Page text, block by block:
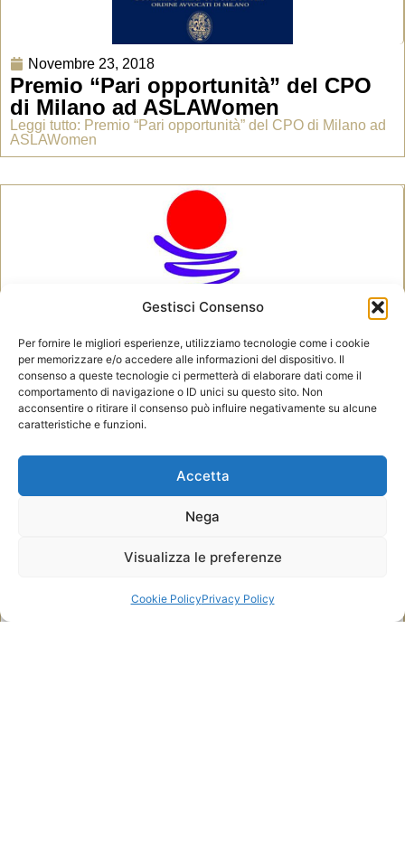
Gestisci Consenso
Per fornire le migliori esperienze, utilizziamo tecnologie come i cookie
per memorizzare e/o accedere alle informazioni del dispositivo. Il
consenso a queste tecnologie ci permetterà di elaborare dati come il
comportamento di navigazione o ID unici su questo sito. Non
acconsentire o ritirare il consenso può influire negativamente su alcune
caratteristiche e funzioni.
Accetta
Nega
Visualizza le preferenze
Cookie PolicyPrivacy Policy
Novembre 23, 2018
Premio “Pari opportunità” del CPO
di Milano ad ASLAWomen
Leggi tutto: Premio “Pari opportunità” del CPO di Milano ad
ASLAWomen
Novembre 16, 2018
ASLAWomen presente agli Stati
Generali delle Donne 2018
Donne 2018